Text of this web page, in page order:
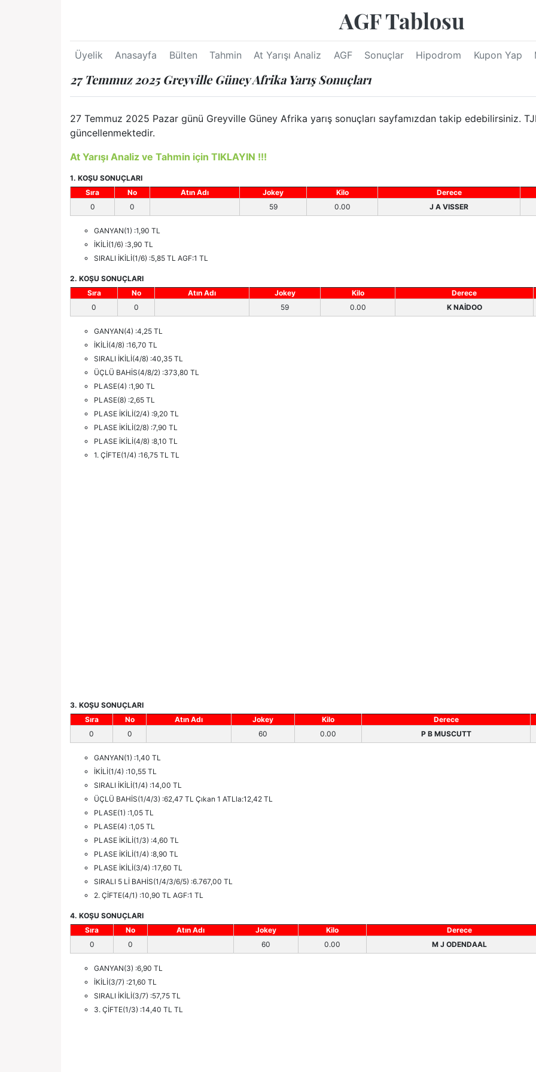
AGF Tablosu
Üyelik Anasayfa Bülten Tahmin At Yarışı Analiz AGF Sonuçlar Hipodrom Kupon Yap
27 Temmuz 2025 Greyville Güney Afrika Yarış Sonuçları
27 Temmuz 2025 Pazar günü Greyville Güney Afrika yarış sonuçları sayfamızdan takip edebilirsiniz.
güncellenmektedir.
At Yarışı Analiz ve Tahmin için TIKLAYIN !!!
1. KOŞU SONUÇLARI
Sıra
No Atın Adı Jokey Kilo Derece
0
0 59 0.00 J A VISSER
GANYAN(1) :1,90 TL
İKİLİ(1/6) :3,90 TL
SIRALI İKİLİ(1/6) :5,85 TL AGF:1 TL
2. KOŞU SONUÇLARI
Sıra
No Atın Adı Jokey Kilo Derece
0
0 59 0.00 K NAİDOO
GANYAN(4) :4,25 TL
İKİLİ(4/8) :16,70 TL
SIRALI İKİLİ(4/8) :40,35 TL
ÜÇLÜ BAHİS(4/8/2) :373,80 TL
PLASE(4) :1,90 TL
PLASE(8) :2,65 TL
PLASE İKİLİ(2/4) :9,20 TL
PLASE İKİLİ(2/8) :7,90 TL
PLASE İKİLİ(4/8) :8,10 TL
1. ÇİFTE(1/4) :16,75 TL TL
3. KOŞU SONUÇLARI
Sıra
No Atın Adı Jokey Kilo Derece
0
0 60 0.00 P B MUSCUTT
GANYAN(1) :1,40 TL
İKİLİ(1/4) :10,55 TL
SIRALI İKİLİ(1/4) :14,00 TL
ÜÇLÜ BAHİS(1/4/3) :62,47 TL Çıkan 1 ATLla:12,42 TL
PLASE(1) :1,05 TL
PLASE(4) :1,05 TL
PLASE İKİLİ(1/3) :4,60 TL
PLASE İKİLİ(1/4) :8,90 TL
PLASE İKİLİ(3/4) :17,60 TL
SIRALI 5 Lİ BAHİS(1/4/3/6/5) :6.767,00 TL
2. ÇİFTE(4/1) :10,90 TL AGF:1 TL
4. KOŞU SONUÇLARI
Sıra
No Atın Adı Jokey Kilo Derece
0
0 60 0.00 M J ODENDAAL
GANYAN(3) :6,90 TL
İKİLİ(3/7) :21,60 TL
SIRALI İKİLİ(3/7) :57,75 TL
3. ÇİFTE(1/3) :14,40 TL TL